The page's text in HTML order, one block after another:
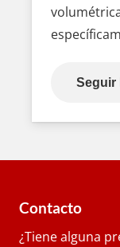
Seguir
Contacto
¿Tiene alguna